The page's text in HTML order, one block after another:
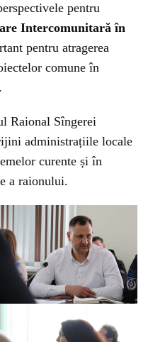
pentru
Intercomunitară în
pentru atragerea
comune în
Raional Sîngerei
administrațiile locale
curente și în
a raionului.